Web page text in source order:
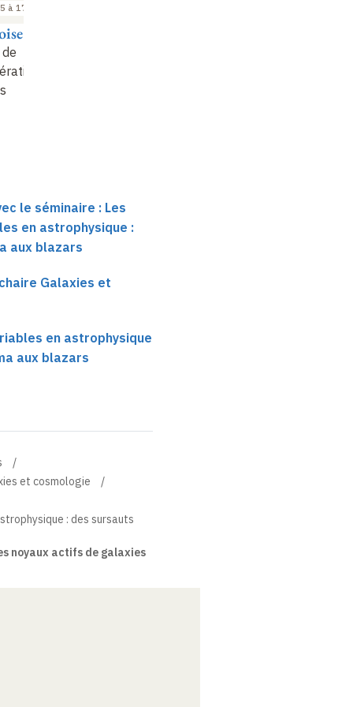
et
Combes
à 17:45
le séminaire : Les
en astrophysique :
aux blazars
Galaxies et
en astrophysique
aux blazars
et cosmologie
: des sursauts
noyaux actifs de galaxies